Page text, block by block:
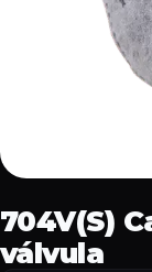
704V(S)
válvula